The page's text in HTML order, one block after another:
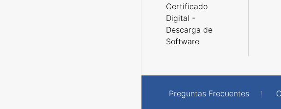
Certificado
Digital -
Descarga de
Software
Preguntas Frecuentes